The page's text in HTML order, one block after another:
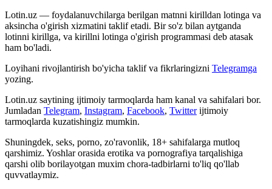
Lotin.uz — foydalanuvchilarga berilgan matnni kirilldan lotinga va
aksincha o'girish xizmatini taklif etadi. Bir so'z bilan aytganda
lotinni kirillga, va kirillni lotinga o'girish programmasi deb atasak
ham bo'ladi.
Loyihani rivojlantirish bo'yicha taklif va fikrlaringizni Telegramga
yozing.
Lotin.uz saytining ijtimoiy tarmoqlarda ham kanal va sahifalari bor.
Jumladan Telegram, Instagram, Facebook, Twitter ijtimoiy
tarmoqlarda kuzatishingiz mumkin.
Shuningdek, seks, porno, zo'ravonlik, 18+ sahifalarga mutloq
qarshimiz. Yoshlar orasida erotika va pornografiya tarqalishiga
qarshi olib borilayotgan muxim chora-tadbirlarni to'liq qo'llab
quvvatlaymiz.